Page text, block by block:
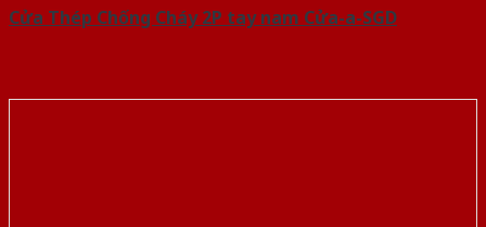
Cửa Thép Chống Cháy 2P tay nam Cửa-a-SGD